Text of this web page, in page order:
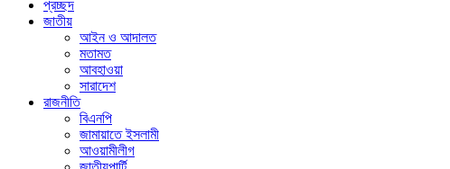
প্রচ্ছদ
জাতীয়
আইন ও আদালত
মতামত
আবহাওয়া
সারাদেশ
রাজনীতি
বিএনপি
জামায়াতে ইসলামী
আওয়ামীলীগ